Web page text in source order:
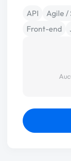
API Agile /
Front-end